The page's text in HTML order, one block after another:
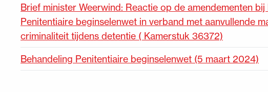
Brief minister Weerwind: Reactie op de amendementen
Penitentiaire beginselenwet in verband met aanvullende
criminaliteit tijdens detentie ( Kamerstuk 36372)
Behandeling Penitentiaire beginselenwet (5 maart 2024)